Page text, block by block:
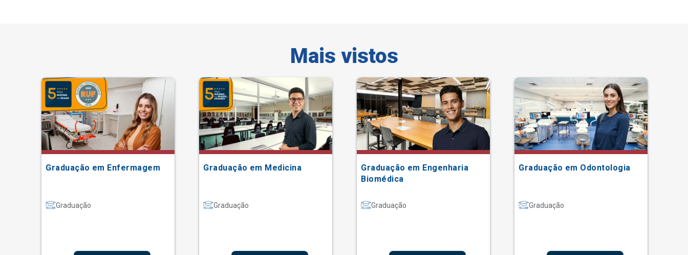
Mais vistos
Graduação em Enfermagem
Graduação
Graduação em Medicina
Graduação
Graduação em Engenharia
Biomédica
Graduação
Graduação em Odontologia
Graduação